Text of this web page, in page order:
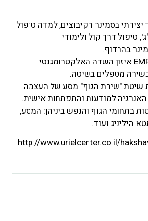
יצירתי בסמינר הקיבוצים, למדה טיפול
טיפול דרך קול ולימודי
בהרדוף.
מורה מוסמכת ל- EMF איזון השדה האלקטרומגנטי
שיטת "שירת הגוף" מסע של העצמה
למודעות והתפתחות אישית.
בתחומי הגוף והנפש ביניהן: המסע,
http://www.urielcenter.co.il/